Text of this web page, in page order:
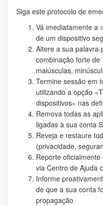
Siga este protocolo de
Vá imediatamente a
de um dispositivo
Altere a sua
combinação forte de
maiúsculas,
Termine sessão em
utilizando a opção
dispositivos» nas
Remova todas as
ligadas à sua conta
Reveja e restaure
(privacidade,
Reporte
via Centro de Ajuda
Informe
de que a sua conta
propagação